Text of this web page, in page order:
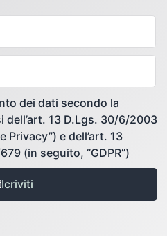
dei dati secondo la
dell’art. 13 D.Lgs. 30/6/2003
Privacy”) e dell’art. 13
(in seguito, “GDPR”)
Icriviti